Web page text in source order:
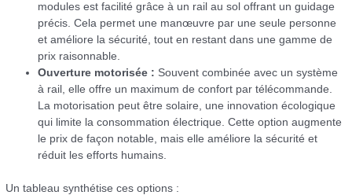
modules est facilité grâce à un rail au sol offrant un guidage
précis. Cela permet une manœuvre par une seule personne
et améliore la sécurité, tout en restant dans une gamme de
prix raisonnable.
Ouverture motorisée : Souvent combinée avec un système
à rail, elle offre un maximum de confort par télécommande.
La motorisation peut être solaire, une innovation écologique
qui limite la consommation électrique. Cette option augmente
le prix de façon notable, mais elle améliore la sécurité et
réduit les efforts humains.
Un tableau synthétise ces options :